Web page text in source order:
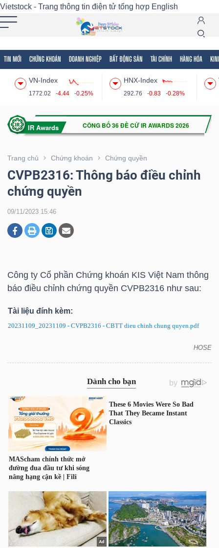
Vietstock - Trang thông tin điện tử tổng hợp English
TIN MỚI CHỨNG KHOÁN DOANH NGHIỆP BẤT ĐỘNG SẢN TÀI CHÍNH HÀNG HÓA
VN-Index
1772.02 -4.44 -0.25%
HNX-Index
292.76 -0.83 -0.28%
Trang chủ Chứng khoán Chứng quyền
CVPB2316: Thông báo điều chỉnh
chứng quyền
09/11/2023 15:46
Công ty Cổ phần Chứng khoán KIS Việt Nam thông
báo điều chỉnh chứng quyền CVPB2316 như sau:
Tài liệu đính kèm:
20231109_20231109 - CVPB2316 - CBTT dieu chinh chung quyen.pdf
HOSE
Tất cả Tính năng Ngành Mã chứng khoán
Tính
(-)
VIETSTOCK
CHỨNG
BẤT
ĐỘNG
CHÍNH
HÀNG
HÓA
TẾ